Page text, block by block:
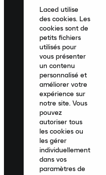
France|Français
Laced utilise
des cookies. Les
cookies sont de
petits fichiers
utilisés pour
vous présenter
un contenu
personnalisé et
améliorer votre
expérience sur
notre site. Vous
pouvez
autoriser tous
les cookies ou
les gérer
individuellement
dans vos
paramètres de